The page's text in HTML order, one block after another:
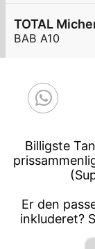
TOTAL
BAB A10
Billigste
Er den
inkluderet?